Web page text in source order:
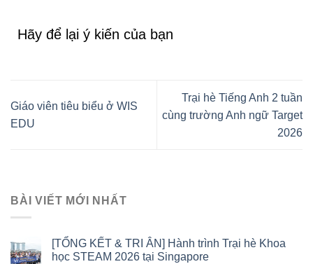
Hãy để lại ý kiến của bạn
Giáo viên tiêu biểu ở WIS
EDU
Trại hè Tiếng Anh 2 tuần
cùng trường Anh ngữ Target
2026
BÀI VIẾT MỚI NHẤT
[TỔNG KẾT & TRI ÂN] Hành trình Trại hè Khoa
học STEAM 2026 tại Singapore